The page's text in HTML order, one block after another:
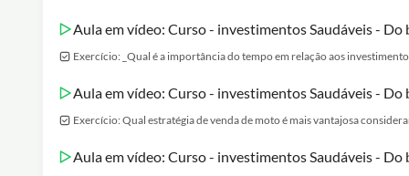
Aula em vídeo: Curso - investimentos Saudáveis - Do
Exercício: _Qual é a importância do tempo em relação aos
Aula em vídeo: Curso - investimentos Saudáveis -
Exercício: Qual estratégia de venda de moto é mais vantajosa
Aula em vídeo: Curso - investimentos Saudáveis -